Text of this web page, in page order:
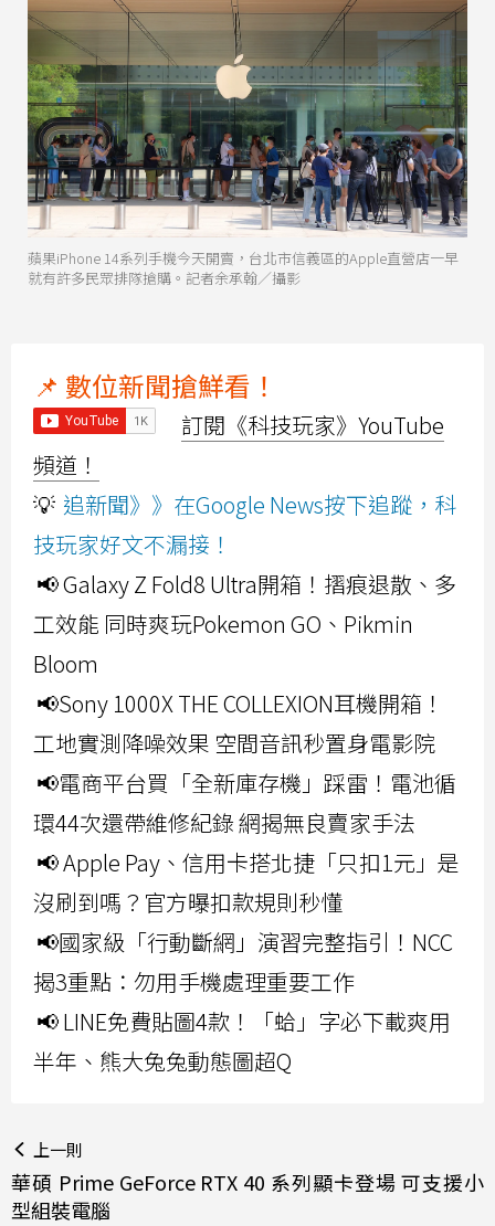
蘋果iPhone 14系列手機今天開賣，台北市信義區的Apple直營店一早
就有許多民眾排隊搶購。記者余承翰／攝影
📌 數位新聞搶鮮看！
訂閱《科技玩家》YouTube
頻道！
💡 追新聞》》在Google News按下追蹤，科
技玩家好文不漏接！
📢 Galaxy Z Fold8 Ultra開箱！摺痕退散、多
工效能 同時爽玩Pokemon GO、Pikmin
Bloom
📢Sony 1000X THE COLLEXION耳機開箱！
工地實測降噪效果 空間音訊秒置身電影院
📢電商平台買「全新庫存機」踩雷！電池循
環44次還帶維修紀錄 網揭無良賣家手法
📢 Apple Pay、信用卡搭北捷「只扣1元」是
沒刷到嗎？官方曝扣款規則秒懂
📢國家級「行動斷網」演習完整指引！NCC
揭3重點：勿用手機處理重要工作
📢 LINE免費貼圖4款！「蛤」字必下載爽用
半年、熊大兔兔動態圖超Q
上一則
華碩 Prime GeForce RTX 40 系列顯卡登場 可支援小
型組裝電腦